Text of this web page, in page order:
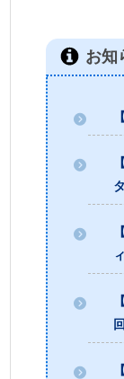
お知